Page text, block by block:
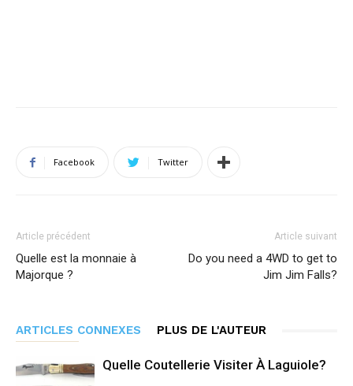
Facebook Twitter
Article précédent
Quelle est la monnaie à
Majorque ?
Article suivant
Do you need a 4WD to get to
Jim Jim Falls?
ARTICLES CONNEXES PLUS DE L'AUTEUR
Quelle Coutellerie Visiter À Laguiole?